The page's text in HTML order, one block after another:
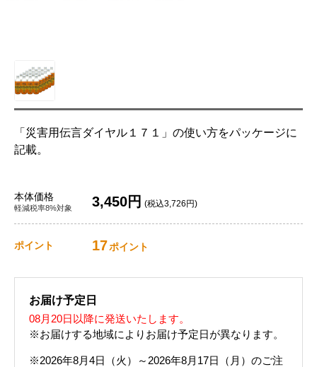
「災害用伝言ダイヤル１７１」の使い方をパッケージに
記載。
本体価格
軽減税率8%対象 3,450円 (税込3,726円)
ポイント 17ポイント
お届け予定日
08月20日以降に発送いたします。
※お届けする地域によりお届け予定日が異なります。
※2026年8月4日（火）～2026年8月17日（月）のご注